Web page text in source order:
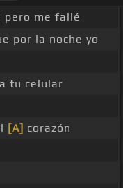
pero me fallé
por la noche yo
tu celular
[A] corazón